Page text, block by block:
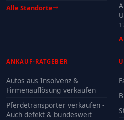
Alle Standorte
ANKAUF-RATGEBER
Autos aus Insolvenz &
Firmenauflösung verkaufen
Pferdetransporter verkaufen -
Auch defekt & bundesweit